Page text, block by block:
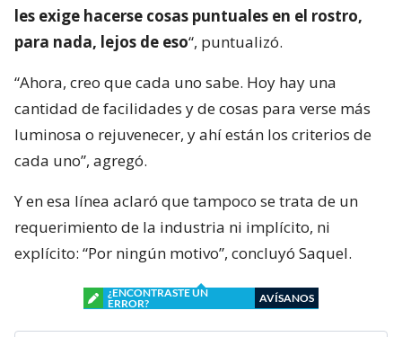
les exige hacerse cosas puntuales en el rostro,
para nada, lejos de eso“, puntualizó.
“Ahora, creo que cada uno sabe. Hoy hay una
cantidad de facilidades y de cosas para verse más
luminosa o rejuvenecer, y ahí están los criterios de
cada uno”, agregó.
Y en esa línea aclaró que tampoco se trata de un
requerimiento de la industria ni implícito, ni
explícito: “Por ningún motivo”, concluyó Saquel.
¿ENCONTRASTE UN
ERROR?
AVÍSANOS